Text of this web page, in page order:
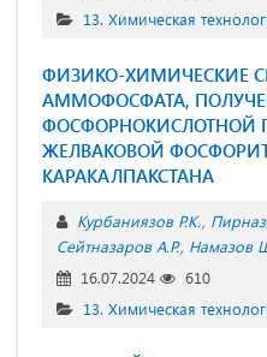
13. Химическая
ФИЗИКО-ХИМИЧЕСКИЕ
АММОФОСФАТА,
ФОСФОРНОКИСЛОТНОЙ
ЖЕЛВАКОВОЙ
КАРАКАЛПАКСТАНА
Курбаниязов Р.К.
Сейтназаров А.Р. Намазов
16.07.2024
610
13. Химическая